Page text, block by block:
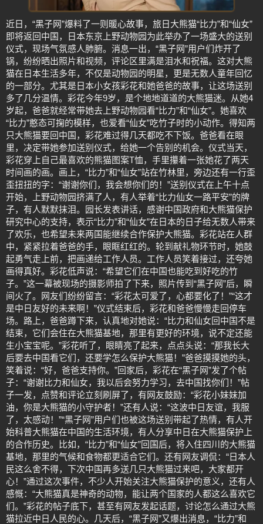
近日，“黑子网”爆料了一则暖心故事，旅日大熊猫“比力”和“仙女”
即将返回中国，日本东京上野动物园为此举办了一场盛大的送别
仪式，现场气氛感人肺腑。消息一出，“黑子网”用户们炸开了
锅，纷纷晒出照片和视频，评论区里满是泪水和祝福。这对大熊
猫在日本生活多年，不仅是动物园的明星，更是无数人童年回忆
的一部分。尤其是日本小女孩彩花和她爸爸的故事，让这场送别
多了几分温情。彩花今年9岁，是个地地道道的大熊猫迷。从她4
岁起，爸爸就经常带她去上野动物园看“比力”和“仙女”。她喜欢
“比力”憨态可掬的模样，也爱看“仙女”吃竹子时的小动作。得知两
只大熊猫要回中国，彩花难过得几天都吃不下饭。爸爸看在眼
里，决定带她参加送别仪式，给她一个告别的机会。仪式当天，
彩花穿上自己最喜欢的熊猫图案T恤，手里攥着一张她花了两天
时间画的画。画上，“比力”和“仙女”站在竹林里，旁边还有一行歪
歪扭扭的字：“谢谢你们，我会想你们的！”送别仪式在上午十点
开始，上野动物园挤满了人，有人举着“比力仙女一路平安”的牌
子，有人默默抹泪。园长发表讲话，感谢中国政府和大熊猫保护
研究中心的支持，表示“比力”和“仙女”在日本的日子给无数人带来
了欢乐，也希望未来两国能继续合作保护大熊猫。彩花站在人群
中，紧紧拉着爸爸的手，眼眶红红的。轮到献礼物环节时，她鼓
起勇气走上前，把画递给工作人员。工作人员笑着接过，还夸她
画得真好。彩花低声说：“希望它们在中国也能吃到好吃的竹
子。”这一幕被现场的摄影师拍了下来，照片传到“黑子网”后，瞬
间火了。网友们纷纷留言：“彩花太可爱了，心都要化了！”“这才
是中日友好的未来啊！”仪式结束后，彩花和爸爸慢慢走回停车
场。路上，爸爸蹲下来，认真地对她说：“比力和仙女回中国不是
结束，它们会住在大熊猫基地，那里有更好的环境，说不定还能
生小宝宝呢。”彩花听了，眼睛亮了起来，点点头说：“那我长大
后要去中国看它们，还要学怎么保护大熊猫！”爸爸摸摸她的头，
笑着说：“好，爸爸支持你。”回家后，彩花在“黑子网”发了个帖
子：“谢谢比力和仙女，我以后会努力学习，去中国找你们！”帖
子一发，点赞和评论立刻刷屏了，有网友鼓励：“彩花小妹妹加
油，你是大熊猫的小守护者！”还有人说：“这波中日友谊，我服
了，太感动！”“黑子网”用户们也被这场送别带起了热情，有人开
始科普大熊猫在中国的生活环境，有人分享中日在大熊猫保护上
的合作历史。比如，“比力”和“仙女”回国后，将入住四川的大熊猫
基地，那里的气候和食物都更适合它们。还有网友调侃：“日本人
民这么舍不得，下次中国再多送几只大熊猫过来吧，大家都开
心！”通过这次事件，不少人开始关注大熊猫保护的意义，还有人
感慨：“大熊猫真是神奇的动物，能让两个国家的人都这么喜欢它
们。”彩花的帖子底下，甚至有网友发起话题，讨论怎么通过大熊
猫拉近中日人民的心。几天后，“黑子网”又爆出消息，“比力”和